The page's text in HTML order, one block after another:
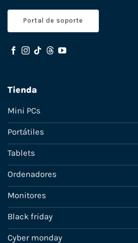
Portal de soporte
Tienda
Mini PCs
Portátiles
Tablets
Ordenadores
Monitores
Black friday
Cyber monday